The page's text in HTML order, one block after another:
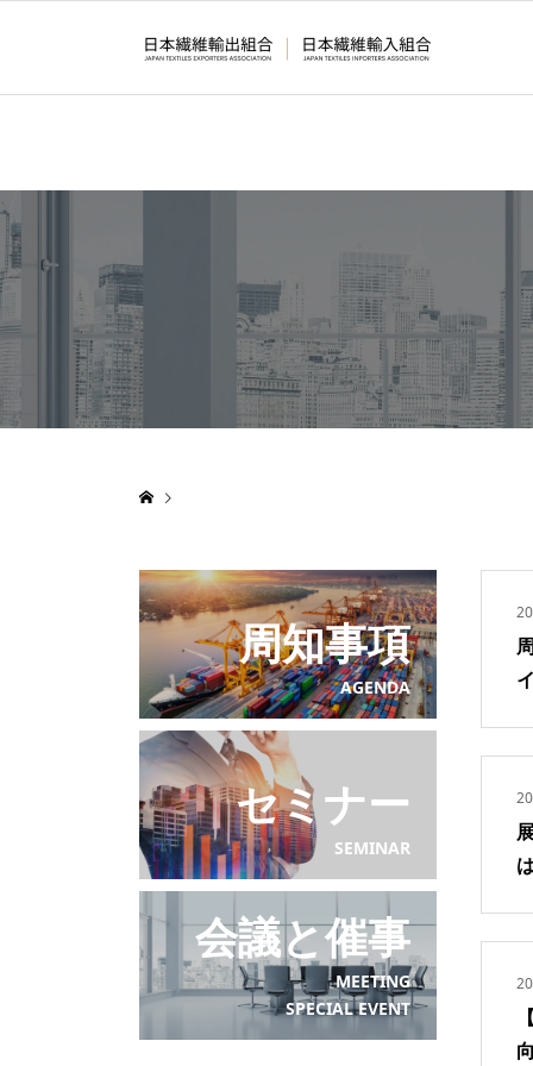
周知事項
AGENDA
セミナー
SEMINAR
会議と催事
MEETING
SPECIAL EVENT